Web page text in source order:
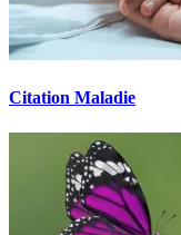
Citation Maladie